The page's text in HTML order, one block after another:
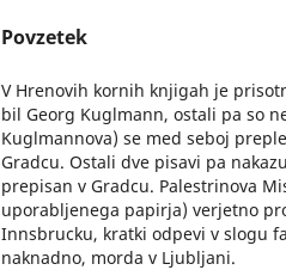
Povzetek
V Hrenovih kornih knjigah je
bil Georg Kuglmann, ostali pa so
Kuglmannova) se med seboj
Gradcu. Ostali dve pisavi pa
prepisan v Gradcu. Palestrinova
uporabljenega papirja) verjetno
Innsbrucku, kratki odpevi v slogu
naknadno, morda v Ljubljani.